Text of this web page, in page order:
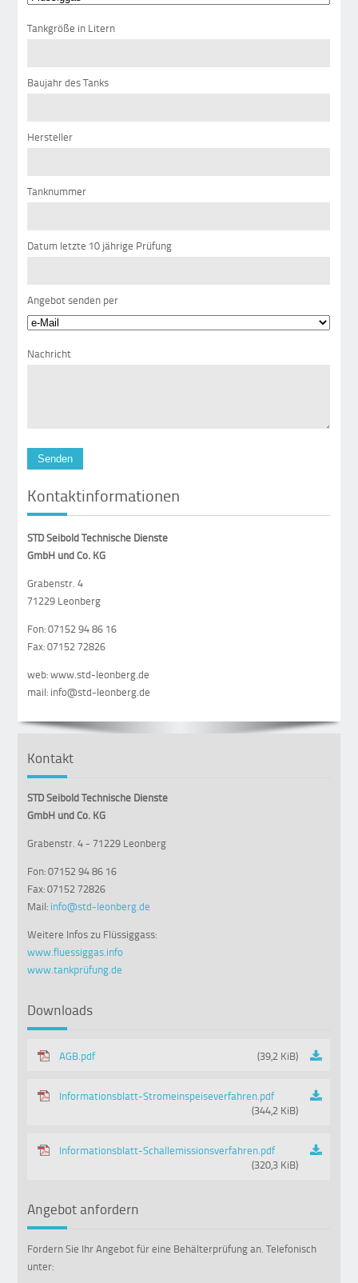
Tankgröße in Litern
Baujahr des Tanks
Hersteller
Tanknummer
Datum letzte 10 jährige Prüfung
Angebot senden per
Nachricht
Kontaktinformationen
STD Seibold Technische Dienste
GmbH und Co. KG
Grabenstr. 4
71229 Leonberg
Fon: 07152 94 86 16
Fax: 07152 72826
web: www.std-leonberg.de
mail: info@std-leonberg.de
Kontakt
STD Seibold Technische Dienste
GmbH und Co. KG
Grabenstr. 4 - 71229 Leonberg
Fon: 07152 94 86 16
Fax: 07152 72826
Mail: info@std-leonberg.de
Weitere Infos zu Flüssiggass:
www.fluessiggas.info
www.tankprüfung.de
Downloads
AGB.pdf (39,2 KiB)
Informationsblatt-Stromeinspeiseverfahren.pdf
(344,2 KiB)
Informationsblatt-Schallemissionsverfahren.pdf
(320,3 KiB)
Angebot anfordern
Fordern Sie Ihr Angebot für eine Behälterprüfung an. Telefonisch
unter: